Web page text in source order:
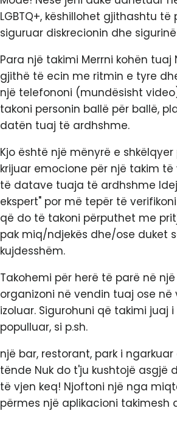
LGBTQ+, këshillohet gjithashtu
siguruar diskrecionin dhe
Para një takimi Merrni kohën tuaj
gjithë të ecin me ritmin e tyre
një telefononi (mundësisht
takoni personin ballë për ballë,
datën tuaj të ardhshme.
Kjo është një mënyrë e
krijuar emocione për një takim
të datave tuaja të ardhshme
ekspert" por më tepër të
që do të takoni përputhet me
pak miq/ndjekës dhe/ose duket
kujdesshëm.
Takohemi për herë të parë në
organizoni në vendin tuaj ose
izoluar. Sigurohuni që takimi juaj
populluar, si p.sh.
një bar, restorant, park i
tënde Nuk do t'ju kushtojë asgjë
të vjen keq! Njoftoni një nga
përmes një aplikacioni takimesh